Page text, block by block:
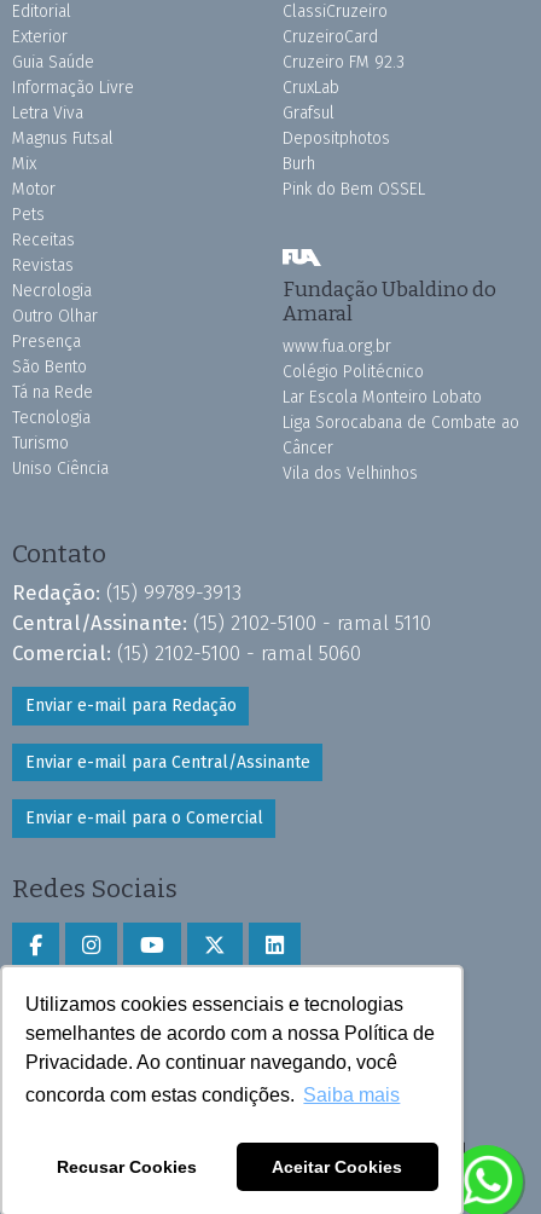
Utilizamos cookies essenciais e tecnologias
semelhantes de acordo com a nossa Política de
Privacidade. Ao continuar navegando, você
concorda com estas condições. Saiba mais
Recusar Cookies Aceitar Cookies
Editorial
Exterior
Guia Saúde
Informação Livre
Letra Viva
Magnus Futsal
Mix
Motor
Pets
Receitas
Revistas
Necrologia
Outro Olhar
Presença
São Bento
Tá na Rede
Tecnologia
Turismo
Uniso Ciência
ClassiCruzeiro
CruzeiroCard
Cruzeiro FM 92.3
CruxLab
Grafsul
Depositphotos
Burh
Pink do Bem OSSEL
Fundação Ubaldino do
Amaral
www.fua.org.br
Colégio Politécnico
Lar Escola Monteiro Lobato
Liga Sorocabana de Combate ao
Câncer
Vila dos Velhinhos
Contato
Redação: (15) 99789-3913
Central/Assinante: (15) 2102-5100 - ramal 5110
Comercial: (15) 2102-5100 - ramal 5060
Enviar e-mail para Redação
Enviar e-mail para Central/Assinante
Enviar e-mail para o Comercial
Redes Sociais
Faça download do aplicativo
Play Store e App Store
Todos os direitos reservados © 2025 Cruzeiro do Sul